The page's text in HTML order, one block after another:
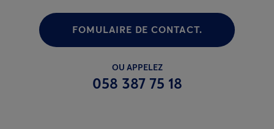
FOMULAIRE DE CONTACT.
OU APPELEZ
058 387 75 18